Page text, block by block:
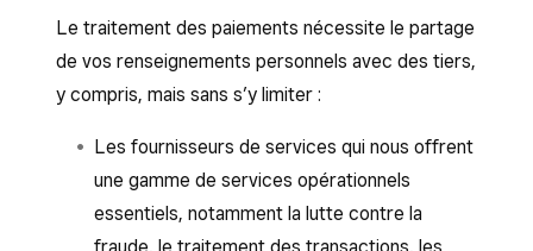
Le traitement des paiements nécessite le partage
de vos renseignements personnels avec des tiers,
y compris, mais sans s’y limiter :
Les fournisseurs de services qui nous offrent
une gamme de services opérationnels
essentiels, notamment la lutte contre la